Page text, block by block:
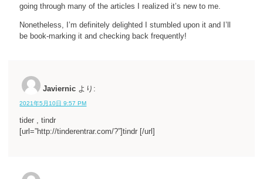
going through many of the articles I realized it’s new to me.
Nonetheless, I’m definitely delighted I stumbled upon it and I’ll
be book-marking it and checking back frequently!
Javiernic より:
2021年5月10日 9:57 PM
tider , tindr
[url=”http://tinderentrar.com/?”]tindr [/url]